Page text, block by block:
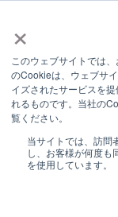
×
このウェブサイトでは
のCookieは、ウェブサ
イズされたサービスを
れるものです。当社の
覧ください。
当サイトでは、訪問
し、お客様が何度も
を使用しています。
1 MIN
使